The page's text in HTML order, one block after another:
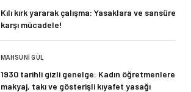
Kılı kırk yararak çalışma: Yasaklara ve sansüre
karşı mücadele!
MAHSUNI GÜL
1930 tarihli gizli genelge: Kadın öğretmenlere
makyaj, takı ve gösterişli kıyafet yasağı